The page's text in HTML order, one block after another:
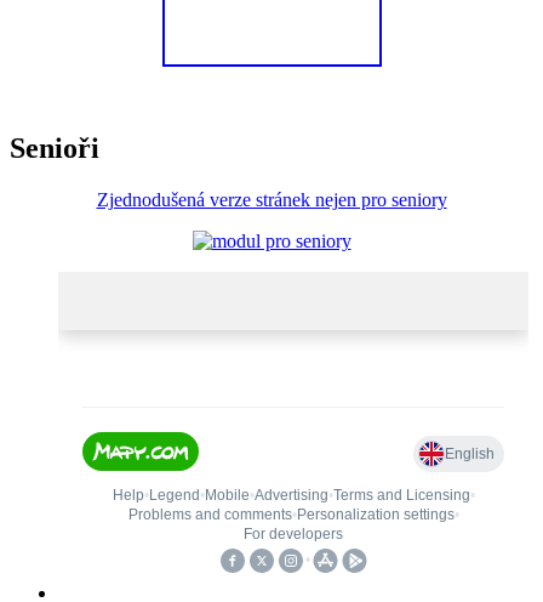
Senioři
Zjednodušená verze stránek nejen pro seniory